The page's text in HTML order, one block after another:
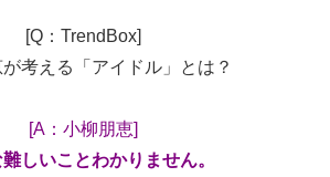
[Q：TrendBox]
考える「アイドル」とは？
[A：小柳朋恵]
しいことわかりません。